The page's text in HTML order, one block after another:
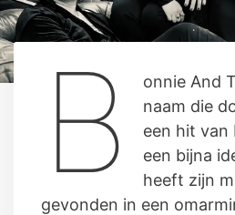
B
onnie And
naam die
een hit van
een bijna
heeft zijn
gevonden in een